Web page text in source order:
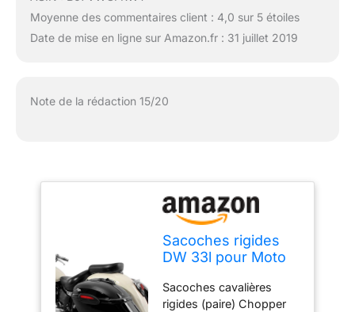
Moyenne des commentaires client : 4,0 sur 5 étoiles
Date de mise en ligne sur Amazon.fr : 31 juillet 2019
Note de la rédaction 15/20
Sacoches rigides
DW 33l pour Moto
Sacoches cavalières
rigides (paire) Chopper